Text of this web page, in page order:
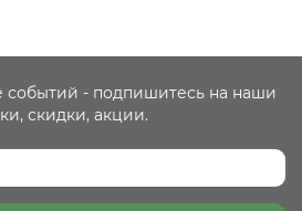
событий - подпишитесь на наши
скидки, акции.